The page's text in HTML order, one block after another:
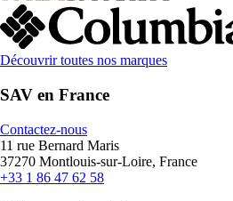
Découvrir toutes nos marques
SAV en France
Contactez-nous
11 rue Bernard Maris
37270 Montlouis-sur-Loire, France
+33 1 86 47 62 58